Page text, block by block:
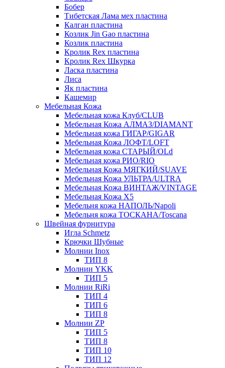
Бобер
Тибетская Лама мех пластина
Калган пластина
Козлик Jin Gao пластина
Козлик пластина
Кролик Rex пластина
Кролик Rex Шкурка
Ласка пластина
Лиса
Як пластина
Кашемир
Мебельная Кожа
Мебельная кожа Клуб/CLUB
Мебельная Кожа АЛМАЗ/DIAMANT
Мебельная кожа ГИГАР/GIGAR
Мебельная Кожа ЛОФТ/LOFT
Мебельная кожа СТАРЫЙ/OLd
Мебельная кожа РИО/RIO
Мебельная Кожа МЯГКИЙ/SUAVE
Мебельная Кожа УЛЬТРА/ULTRA
Мебельная Кожа ВИНТАЖ/VINTAGE
Мебельная Кожа X5
Мебельня кожа НАПОЛЬ/Napoli
Мебельня кожа ТОСКАНА/Toscana
Швейная фурнитура
Игла Schmetz
Крючки Шубные
Молнии Inox
ТИП 8
Молнии YKK
ТИП 5
Молнии RiRi
ТИП 4
ТИП 6
ТИП 8
Молнии ZP
ТИП 5
ТИП 8
ТИП 10
ТИП 12